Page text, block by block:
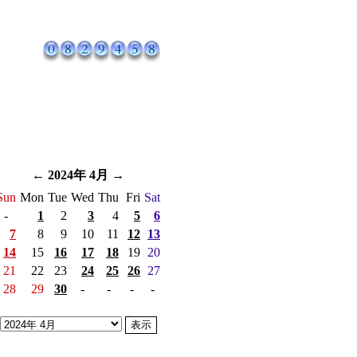
← 2024年 4月
→
Mon Tue Wed Thu Fri Sat
-
1 2 3 4 5
6
7
8 9 10 11 12 13
14
15 16 17 18 19 20
21
22 23 24 25 26 27
28
29 30 - - - -